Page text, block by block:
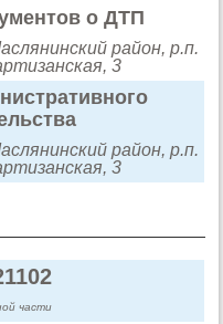
о ДТП
район, р.п.
3
район, р.п.
3
части